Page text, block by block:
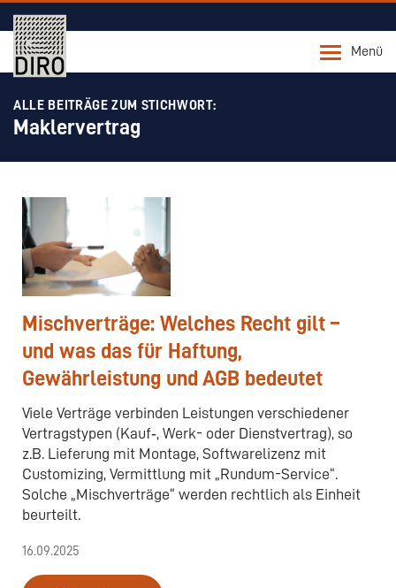
Menü
ALLE BEITRÄGE ZUM STICHWORT:
Maklervertrag
Mischverträge: Welches Recht gilt –
und was das für Haftung,
Gewährleistung und AGB bedeutet
Viele Verträge verbinden Leistungen verschiedener
Vertragstypen (Kauf‑, Werk- oder Dienstvertrag), so
z.B. Lieferung mit Montage, Softwarelizenz mit
Customizing, Vermittlung mit „Rundum-Service“.
Solche „Mischverträge“ werden rechtlich als Einheit
beurteilt.
16.09.2025